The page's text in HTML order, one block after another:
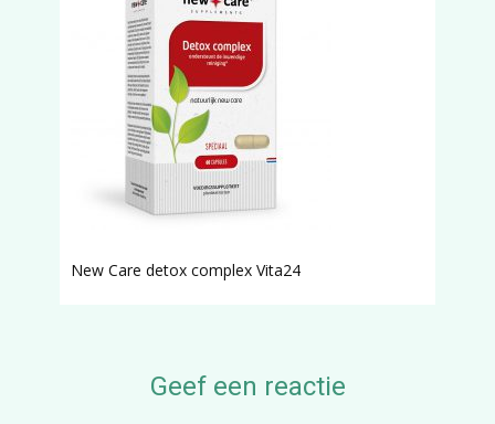
New Care detox complex Vita24
Geef een reactie